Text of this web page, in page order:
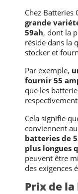
Chez Batteries
grande
59ah, dont la
réside dans la
stocker et
Par exemple,
fournir 55
que les
Cela signifie
conviennent
batteries de
plus longues
peuvent être
des exigences
Prix de